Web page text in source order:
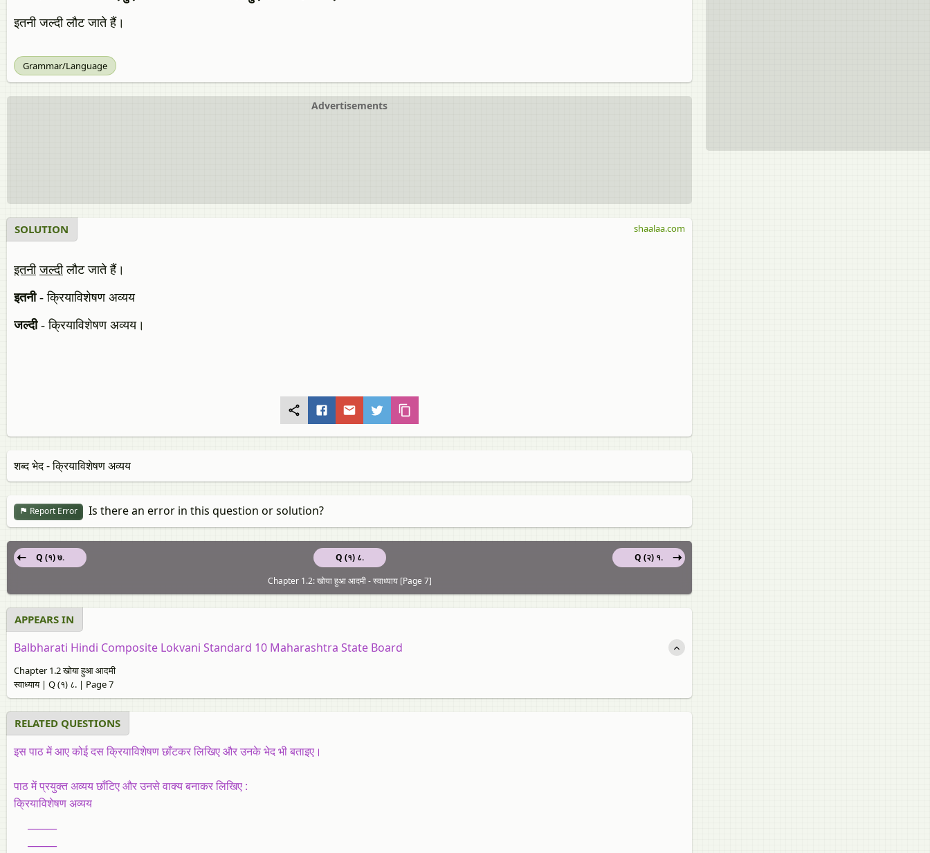
इतनी जल्‍दी लौट जाते हैं।
Grammar/Language
Advertisements
SOLUTION
इतनी जल्‍दीलौट जाते हैं।
इतनी- क्रियाविशेषण अव्यय
जल्दी- क्रियाविशेषण अव्यय।
shaalaa.com
शब्‍द भेद - क्रियाविशेषण अव्यय
Report Error Is there an error in this question or solution?
Q (१) ८.
Q (१) ७.
Q (२) १.
Chapter 1.2: खोया हुआ आदमी - स्‍वाध्याय [Page 7]
APPEARS IN
Balbharati Hindi Composite Lokvani Standard 10 Maharashtra State Board
Chapter 1.2 खोया हुआ आदमी
स्‍वाध्याय | Q (१) ८. | Page 7
RELATED QUESTIONS
इस पाठ में आए कोई दस क्रियाविशेषण छाँटकर लिखिए और उनके भेद भी बताइए।
पाठ में प्रयुक्‍त अव्यय छाँटिए और उनसे वाक्‍य बनाकर लिखिए :
क्रियाविशेषण अव्यय